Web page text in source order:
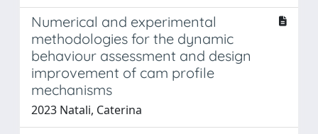
Numerical and experimental
methodologies for the dynamic
behaviour assessment and design
improvement of cam profile
mechanisms
2023 Natali, Caterina